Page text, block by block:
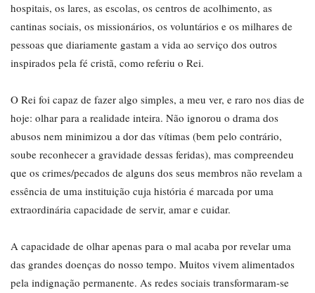
hospitais, os lares, as escolas, os centros de acolhimento, as
cantinas sociais, os missionários, os voluntários e os milhares de
pessoas que diariamente gastam a vida ao serviço dos outros
inspirados pela fé cristã, como referiu o Rei.
O Rei foi capaz de fazer algo simples, a meu ver, e raro nos dias de
hoje: olhar para a realidade inteira. Não ignorou o drama dos
abusos nem minimizou a dor das vítimas (bem pelo contrário,
soube reconhecer a gravidade dessas feridas), mas compreendeu
que os crimes/pecados de alguns dos seus membros não revelam a
essência de uma instituição cuja história é marcada por uma
extraordinária capacidade de servir, amar e cuidar.
A capacidade de olhar apenas para o mal acaba por revelar uma
das grandes doenças do nosso tempo. Muitos vivem alimentados
pela indignação permanente. As redes sociais transformaram-se